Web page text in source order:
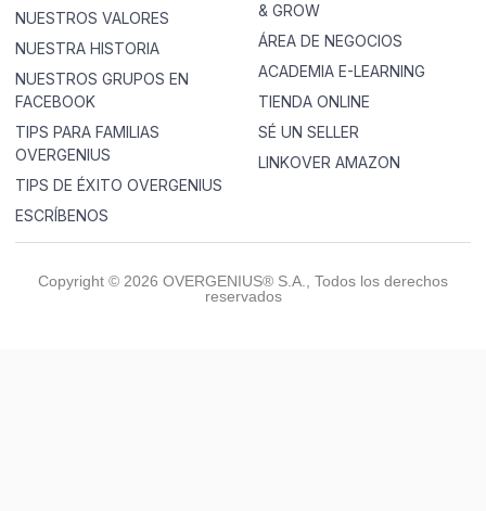
NUESTROS VALORES
NUESTRA HISTORIA
NUESTROS GRUPOS EN
FACEBOOK
TIPS PARA FAMILIAS
OVERGENIUS
TIPS DE ÉXITO OVERGENIUS
ESCRÍBENOS
& GROW
ÁREA DE NEGOCIOS
ACADEMIA E-LEARNING
TIENDA ONLINE
SÉ UN SELLER
LINKOVER AMAZON
Copyright © 2026 OVERGENIUS® S.A., Todos los derechos
reservados